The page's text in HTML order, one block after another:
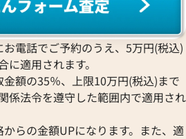
電話でご予約のうえ、5万円(税込)
適用されます。
額の35％、上限10万円(税込)まで
係法令を遵守した範囲内で適用され
らの金額UPになります。また、適